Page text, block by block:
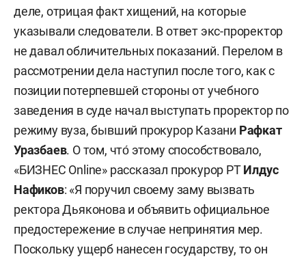
деле, отрицая факт хищений, на которые
указывали следователи. В ответ экс-проректор
не давал обличительных показаний. Перелом в
рассмотрении дела наступил после того, как с
позиции потерпевшей стороны от учебного
заведения в суде начал выступать проректор по
режиму вуза, бывший прокурор Казани Рафкат
Уразбаев. О том, что́ этому способствовало,
«БИЗНЕС Online» рассказал прокурор РТИлдус
Нафиков: «Я поручил своему заму вызвать
ректора Дьяконова и объявить официальное
предостережение в случае непринятия мер.
Поскольку ущерб нанесен государству, то он